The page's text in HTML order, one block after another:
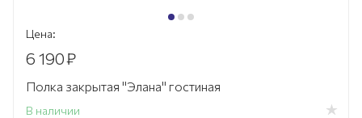
Цена:
6 190₽
Полка закрытая "Элана" гостиная
В наличии